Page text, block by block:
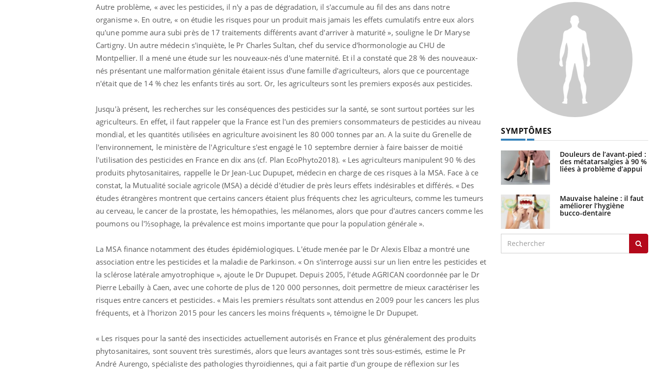
Autre problème, « avec les pesticides, il n'y a pas de dégradation, il s'accumule au fil des ans dans notre
organisme ». En outre, « on étudie les risques pour un produit mais jamais les effets cumulatifs entre eux alors
qu'une pomme aura subi près de 17 traitements différents avant d'arriver à maturité », souligne le Dr Maryse
Cartigny. Un autre médecin s'inquiète, le Pr Charles Sultan, chef du service d'hormonologie au CHU de
Montpellier. Il a mené une étude sur les nouveaux-nés d'une maternité. Et il a constaté que 28 % des nouveaux-
nés présentant une malformation génitale étaient issus d'une famille d'agriculteurs, alors que ce pourcentage
n'était que de 14 % chez les enfants tirés au sort. Or, les agriculteurs sont les premiers exposés aux pesticides.
Jusqu'à présent, les recherches sur les conséquences des pesticides sur la santé, se sont surtout portées sur les
agriculteurs. En effet, il faut rappeler que la France est l'un des premiers consommateurs de pesticides au niveau
mondial, et les quantités utilisées en agriculture avoisinent les 80 000 tonnes par an. A la suite du Grenelle de
l'environnement, le ministère de l'Agriculture s'est engagé le 10 septembre dernier à faire baisser de moitié
l'utilisation des pesticides en France en dix ans (cf. Plan EcoPhyto2018). « Les agriculteurs manipulent 90 % des
produits phytosanitaires, rappelle le Dr Jean-Luc Dupupet, médecin en charge de ces risques à la MSA. Face à ce
constat, la Mutualité sociale agricole (MSA) a décidé d'étudier de près leurs effets indésirables et différés. « Des
études étrangères montrent que certains cancers étaient plus fréquents chez les agriculteurs, comme les tumeurs
au cerveau, le cancer de la prostate, les hémopathies, les mélanomes, alors que pour d'autres cancers comme les
poumons ou l'½sophage, la prévalence est moins importante que pour la population générale ».
La MSA finance notamment des études épidémiologiques. L'étude menée par le Dr Alexis Elbaz a montré une
association entre les pesticides et la maladie de Parkinson. « On s'interroge aussi sur un lien entre les pesticides et
la sclérose latérale amyotrophique », ajoute le Dr Dupupet. Depuis 2005, l'étude AGRICAN coordonnée par le Dr
Pierre Lebailly à Caen, avec une cohorte de plus de 120 000 personnes, doit permettre de mieux caractériser les
risques entre cancers et pesticides. « Mais les premiers résultats sont attendus en 2009 pour les cancers les plus
fréquents, et à l'horizon 2015 pour les cancers les moins fréquents », témoigne le Dr Dupupet.
« Les risques pour la santé des insecticides actuellement autorisés en France et plus généralement des produits
phytosanitaires, sont souvent très surestimés, alors que leurs avantages sont très sous-estimés, estime le Pr
André Aurengo, spécialiste des pathologies thyroïdiennes, qui a fait partie d'un groupe de réflexion sur les
LES MALADIES
pression artérielle chute
au lever
Drépanocytose : une
graves
Maladie de Charcot
amyotrophique)